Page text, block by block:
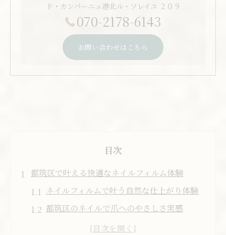
ド・カンパーニュ港北ル・ソレイユ ２０９
070-2178-6143
お問い合わせはこちら
目次
都筑区で叶える快適なネイルフィルム体験
ネイルフィルムで叶う自然な仕上がり体験
都筑区のネイルで爪へのやさしさ実感
駅近サロンで始める新しいネイル体験